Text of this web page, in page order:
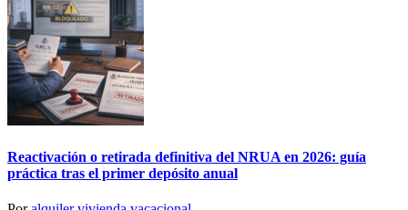
Reactivación o retirada definitiva del NRUA en 2026: guía
práctica tras el primer depósito anual